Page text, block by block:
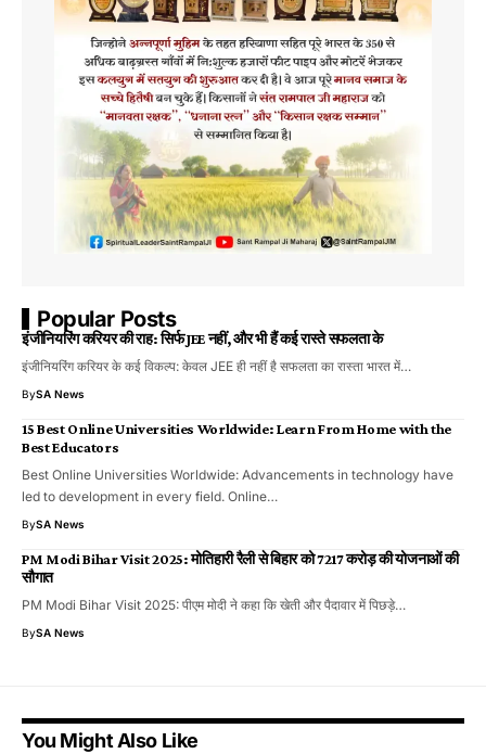
Popular Posts
इंजीनियरिंग करियर की राह: सिर्फ JEE नहीं, और भी हैं कई रास्ते सफलता के
इंजीनियरिंग करियर के कई विकल्प: केवल JEE ही नहीं है सफलता का रास्ता भारत में…
BySA News
15 Best Online Universities Worldwide: Learn From Home with the
Best Educators
Best Online Universities Worldwide: Advancements in technology have
led to development in every field. Online…
BySA News
PM Modi Bihar Visit 2025: मोतिहारी रैली से बिहार को 7217 करोड़ की योजनाओं की
सौगात
PM Modi Bihar Visit 2025: पीएम मोदी ने कहा कि खेती और पैदावार में पिछड़े…
BySA News
You Might Also Like